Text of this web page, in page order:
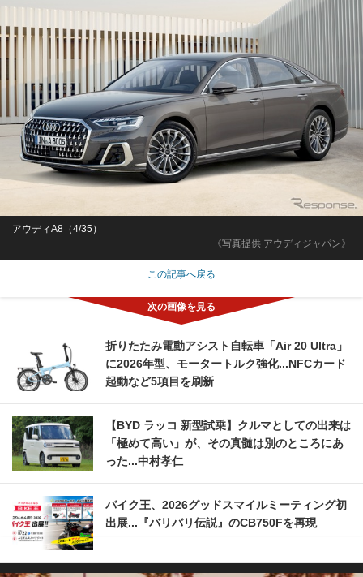
《写真提供 アウディジャパン》
アウディA8（4/35）
この記事へ戻る
折りたたみ電動アシスト自転車「Air 20 Ultra」
に2026年型、モータートルク強化...NFCカード
起動など5項目を刷新
【BYD ラッコ 新型試乗】クルマとしての出来は
「極めて高い」が、その真髄は別のところにあ
った...中村孝仁
バイク王、2026グッドスマイルミーティング初
出展...『バリバリ伝説』のCB750Fを再現